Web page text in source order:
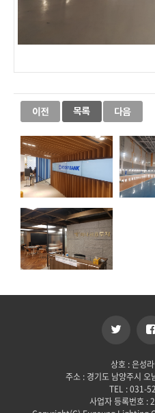
상호 : 은성
주소 : 경기도 남양주시
TEL : 031-
사업자 등록번호 :